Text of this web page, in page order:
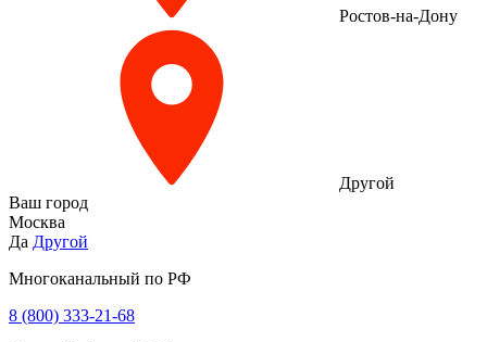
Ростов-на-Дону
Другой
Ваш город
Москва
Да Другой
Многоканальный по РФ
8 (800) 333‑21-68